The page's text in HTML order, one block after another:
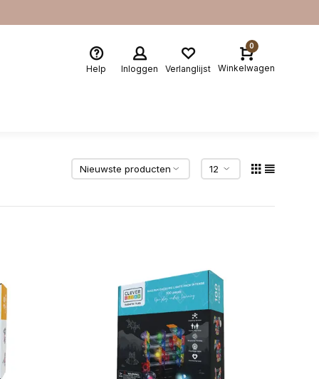
Help Inloggen Verlanglijst
0
Winkelwagen